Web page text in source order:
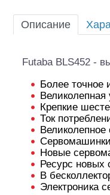
Аккумуляторы и
питания
Двигатели
Технические
приборы,расходники
Оптовая продажа
для моделей
Описание
Futaba BLS452 -
Более точное
Крепкие
Ток
Великолепное
Новые
Ресурс новых
В
Электроника